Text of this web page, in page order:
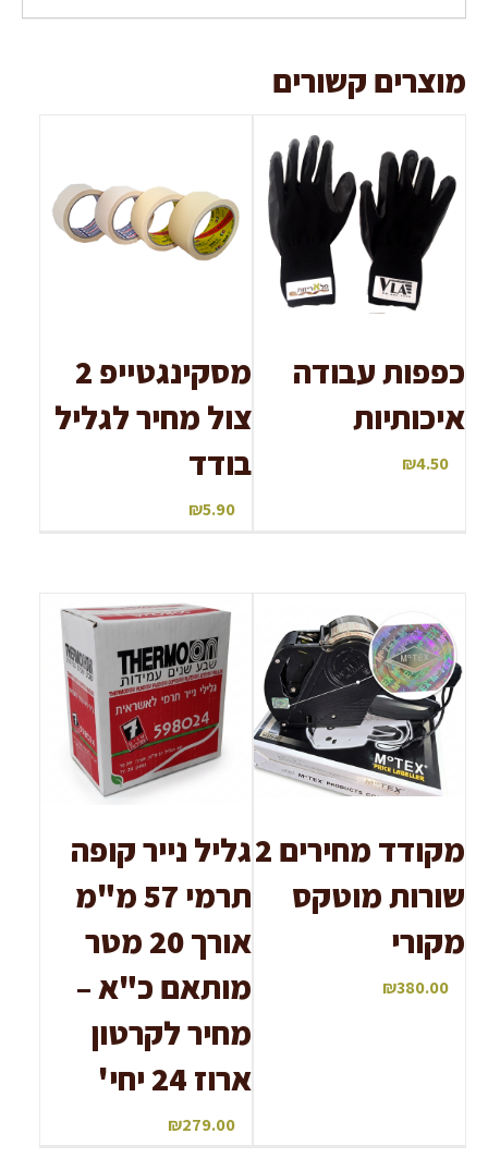
מוצרים קשורים
כפפות עבודה
איכותיות
₪4.50
מסקינגטייפ 2
צול מחיר לגליל
בודד
₪5.90
מקודד מחירים 2
שורות מוטקס
מקורי
₪380.00
גליל נייר קופה
תרמי 57 מ"מ
אורך 20 מטר
מותאם כ"א –
מחיר לקרטון
ארוז 24 יחי'
₪279.00